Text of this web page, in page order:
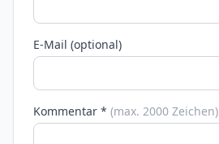
E-Mail (optional)
Kommentar * (max. 2000 Zeichen)